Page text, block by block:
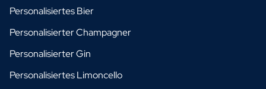
Personalisiertes Bier
Personalisierter Champagner
Personalisierter Gin
Personalisiertes Limoncello